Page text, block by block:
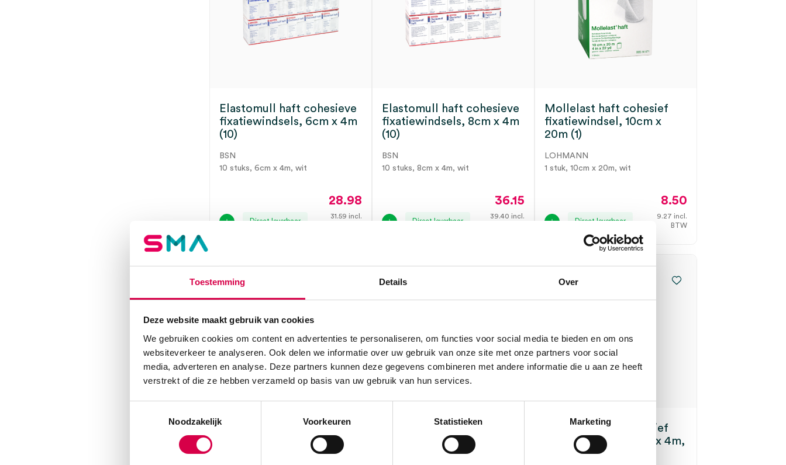
Toestemming Details Over
Deze website maakt gebruik van cookies
We gebruiken cookies om content en advertenties te personaliseren, om functies voor social media te bieden en om ons
websiteverkeer te analyseren. Ook delen we informatie over uw gebruik van onze site met onze partners voor social
media, adverteren en analyse. Deze partners kunnen deze gegevens combineren met andere informatie die u aan ze heeft
verstrekt of die ze hebben verzameld op basis van uw gebruik van hun services.
Noodzakelijk
Voorkeuren Statistieken Marketing
Elastomull haft cohesieve
fixatiewindsels, 6cm x 4m
(10)
BSN
10 stuks, 6cm x 4m, wit
Direct leverbaar
28.98
31.59 incl.
Elastomull haft cohesieve
fixatiewindsels, 8cm x 4m
(10)
BSN
10 stuks, 8cm x 4m, wit
Direct leverbaar
36.15
39.40 incl.
Mollelast haft cohesief
fixatiewindsel, 10cm x
20m (1)
LOHMANN
1 stuk, 10cm x 20m, wit
Direct leverbaar
8.50
9.27 incl.
BTW
Mollelast haft cohesief
fixatiewindsel, 10cm x
Mollelast haft cohesief
fixatiewindsel, 10cm x 4m
Mollelast haft cohesief
fixatiewindsel, 10cm x 4m,
latexvrij (1)